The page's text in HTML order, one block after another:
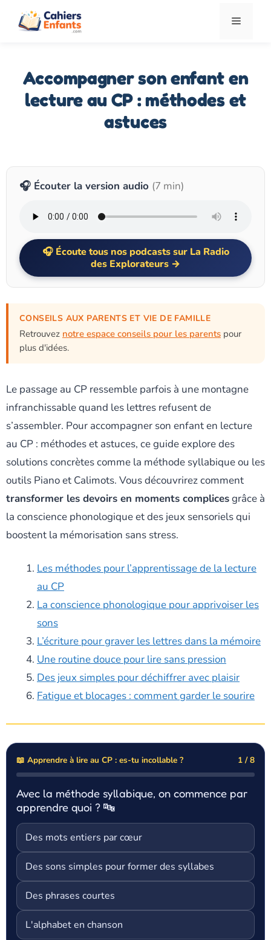
Menu
Accompagner son enfant en
lecture au CP : méthodes et
astuces
🎧 Écouter la version audio (7 min)
Écoute tous nos podcasts sur La Radio
des Explorateurs →
CONSEILS AUX PARENTS ET VIE DE FAMILLE
Retrouvez notre espace conseils pour les parents pour
plus d'idées.
Le passage au CP ressemble parfois à une montagne
infranchissable quand les lettres refusent de
s’assembler. Pour accompagner son enfant en lecture
au CP : méthodes et astuces, ce guide explore des
solutions concrètes comme la méthode syllabique ou les
outils Piano et Calimots. Vous découvrirez comment
transformer les devoirs en moments complicesgrâce à
la conscience phonologique et des jeux sensoriels qui
boostent la mémorisation sans stress.
Les méthodes pour l’apprentissage de la lecture
au CP
La conscience phonologique pour apprivoiser les
sons
L’écriture pour graver les lettres dans la mémoire
Une routine douce pour lire sans pression
Des jeux simples pour déchiffrer avec plaisir
Fatigue et blocages : comment garder le sourire
📖 Apprendre à lire au CP : es-tu incollable ? 1 / 8
Avec la méthode syllabique, on commence par
apprendre quoi ? 🔤
Des mots entiers par cœur
Des sons simples pour former des syllabes
Des phrases courtes
L'alphabet en chanson